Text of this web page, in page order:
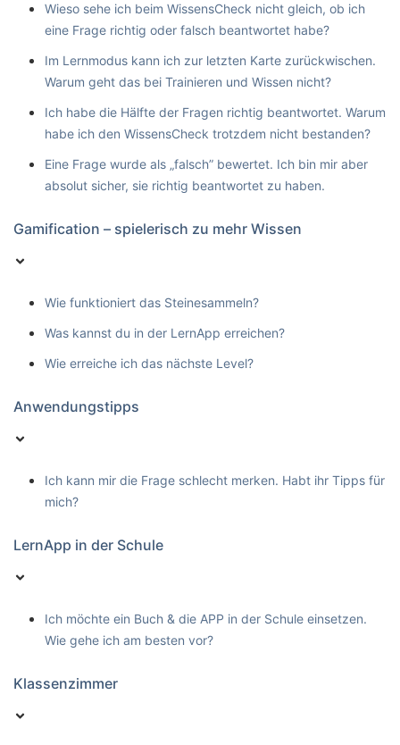
Wieso sehe ich beim WissensCheck nicht gleich, ob ich
eine Frage richtig oder falsch beantwortet habe?
Im Lernmodus kann ich zur letzten Karte zurückwischen.
Warum geht das bei Trainieren und Wissen nicht?
Ich habe die Hälfte der Fragen richtig beantwortet. Warum
habe ich den WissensCheck trotzdem nicht bestanden?
Eine Frage wurde als „falsch” bewertet. Ich bin mir aber
absolut sicher, sie richtig beantwortet zu haben.
Gamification – spielerisch zu mehr Wissen
Wie funktioniert das Steinesammeln?
Was kannst du in der LernApp erreichen?
Wie erreiche ich das nächste Level?
Anwendungstipps
Ich kann mir die Frage schlecht merken. Habt ihr Tipps für
mich?
LernApp in der Schule
Ich möchte ein Buch & die APP in der Schule einsetzen.
Wie gehe ich am besten vor?
Klassenzimmer